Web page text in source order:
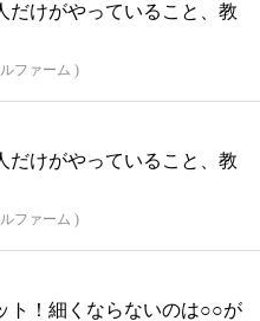
だけがやっていること、教
ファーム )
だけがやっていること、教
ファーム )
ト！細くならないのは○○が